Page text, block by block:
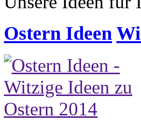
Ostern Ideen